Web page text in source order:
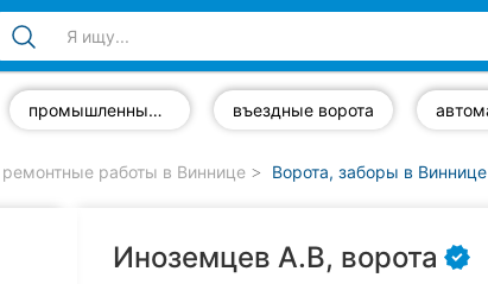
промышленные ворота въездные ворота
работы в Виннице Ворота, заборы в Виннице
Иноземцев А.В, ворота